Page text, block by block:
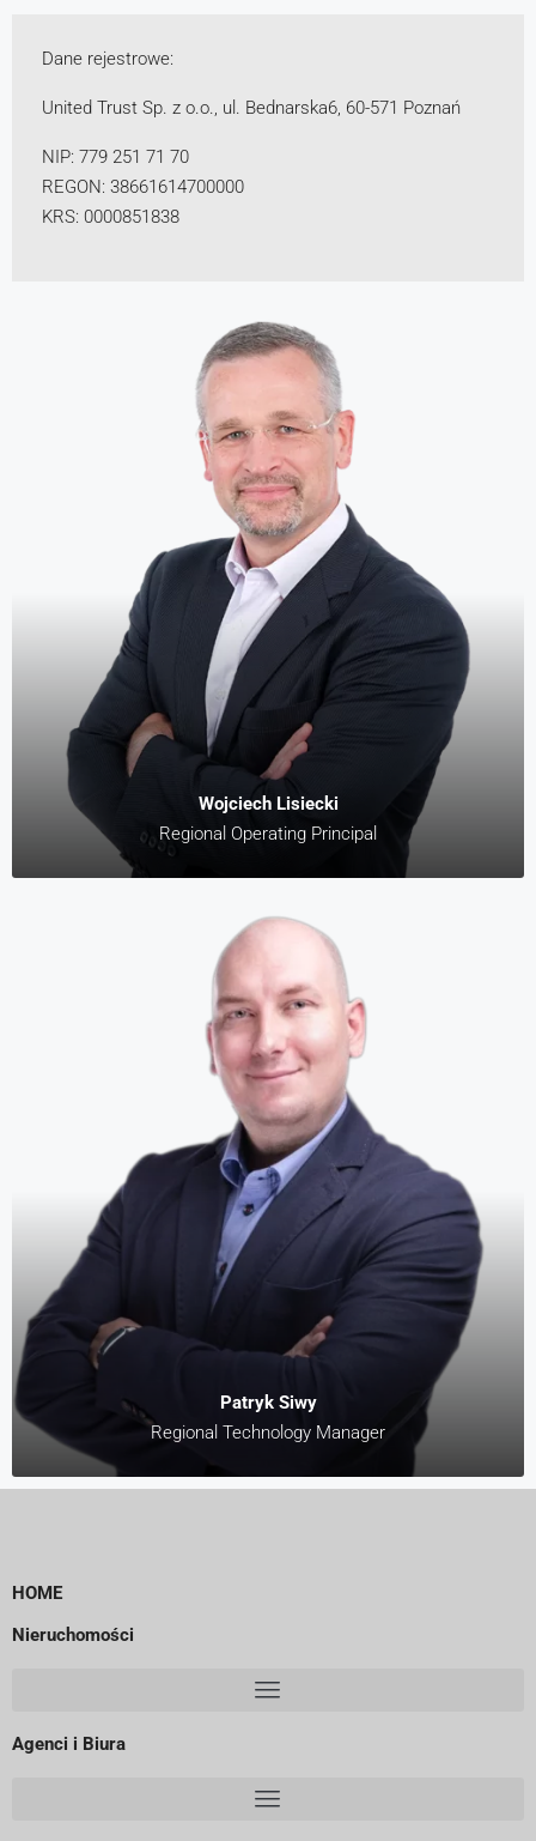
Dane rejestrowe:
United Trust Sp. z o.o., ul. Bednarska6, 60-571 Poznań
NIP: 779 251 71 70
REGON: 38661614700000
KRS: 0000851838
Wojciech Lisiecki
Regional Operating Principal
Patryk Siwy
Regional Technology Manager
HOME
Nieruchomości
Agenci i Biura